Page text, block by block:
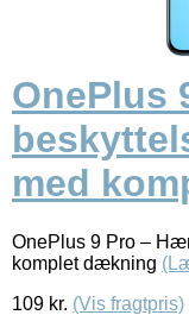
OnePlus
med
OnePlus 9 Pro –
komplet dækning
109 kr. (Vis fragtpris)